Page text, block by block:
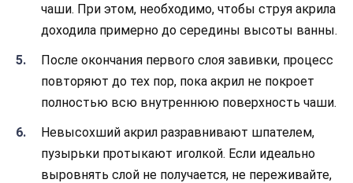
чаши. При этом, необходимо, чтобы струя акрила
доходила примерно до середины высоты ванны.
После окончания первого слоя завивки, процесс
повторяют до тех пор, пока акрил не покроет
полностью всю внутреннюю поверхность чаши.
Невысохший акрил разравнивают шпателем,
пузырьки протыкают иголкой. Если идеально
выровнять слой не получается, не переживайте,